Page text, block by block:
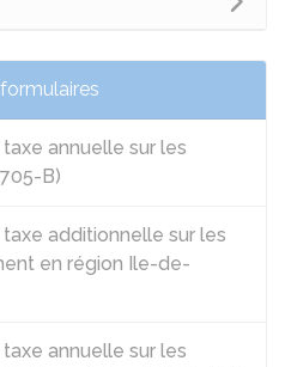
annuelle sur les
B)
additionnelle sur les
en région Ile-de-
annuelle sur les